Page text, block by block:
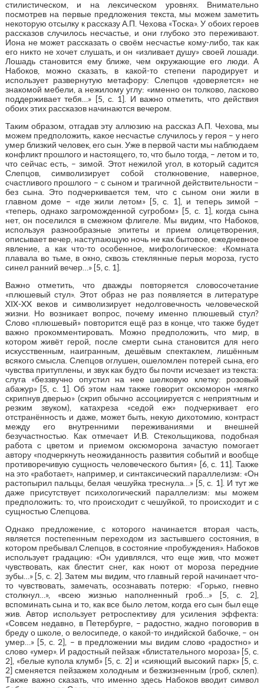
стилистическом, и на лексическом уровнях. Внимательно
посмотрев на первые предложения текста, мы можем заметить
некоторую отсылку к рассказу А.П. Чехова «Тоска». У обоих героев
рассказов случилось несчастье, и они глубоко это переживают.
Иона не может рассказать о своём несчастье кому-либо, так как
его никто не хочет слушать, и он «изливает душу» своей лошади.
Лошадь становится ему ближе, чем окружающие его люди. А
Набоков, можно сказать, в какой-то степени пародирует и
использует развернутую метафору: Слепцов «доверяется» не
знакомой мебели, а нежилому углу: «именно он толково, ласково
поддерживает тебя…» [5, с. 1]. И важно отметить, что действия
обоих этих рассказов начинаются вечером.
Таким образом, отгадав эту аллюзию на рассказ А.П. Чехова, мы
можем предположить, какое несчастье случилось у героя – у него
умер близкий человек, его сын. Уже в первой части мы наблюдаем
конфликт прошлого и настоящего, то, что было тогда, – летом и то,
что сейчас есть, – зимой. Этот нежилой угол, в который садится
Слепцов, символизирует собой столкновение, наверное,
счастливого прошлого – с сыном и трагичной действительности –
без сына. Это подчеркивается тем, что с сыном они жили в
главном доме – «где жили летом» [5, с. 1], и теперь зимой –
«теперь, однако загроможденной сугробом» [5, с. 1], когда сына
нет, он поселился в смежном флигеле. Мы видим, что Набоков,
используя разнообразные эпитеты и прием олицетворения,
описывает вечер, наступающую ночь не как бытовое, ежедневное
явление, а как что-то особенное, мифологическое: «Комната
плавала во тьме, в окно, сквозь стеклянные перья мороза, густо
синел ранний вечер…» [5, с. 1].
Важно отметить, что дважды повторяется словосочетание
«плюшевый стул». Этот образ не раз появляется в литературе
XIX-XX веков и символизирует недолговечность человеческой
жизни. Но возникает вопрос, почему именно плюшевый стул?
Слово «плюшевый» повторится ещё раз в конце, что также будет
важно прокомментировать. Можно предположить, что мир, в
котором живёт герой, после смерти сына становится для него
искусственным, наигранным, дешёвым спектаклем, лишённым
всякого смысла. Слепцов оглушен, ошеломлен потерей сына, его
чувства притуплены, и звук как будто бы почти исчезает из текста:
слуга «беззвучно опустил на нее шелковую клетку: розовый
абажур» [5, с. 1]. Об этом нам также говорит оксюморон «мягко
скрипнув дверью» (скрип обычно ассоциируется с неприятным и
резким звуком), катахреза «седой еж» подчеркивает его
отстранённость и даже, может быть, некую дихотомию, контраст
между его внутренними переживаниями и внешней
безучастностью. Как отмечает И.В. Стекольщикова, подобная
работа с цветом и приемом оксюморона зачастую помогает
автору «подчеркнуть неожиданность развития событий и вообще
противоречивую сущность человеческого бытия» [6, с. 11]. Также
на это «работает», например, и синтаксический параллелизм: «Он
растопырил пальцы, белая чешуйка треснула…» [5, с. 1]. И тут же
даже присутствует психологический параллелизм: мы можем
предположить: то, что происходит с чешуйкой, то происходит и с
сущностью Слепцова.
Однако предложение, с которого начинается вторая часть,
является постепенным переходом из застывшего состояния, в
котором пребывал Слепцов, в состояние «пробуждения». Набоков
использует градацию: «Он удивлялся, что еще жив, что может
чувствовать, как блестит снег, как ноют от мороза передние
зубы…» [5, с. 2]. Затем мы видим, что главный герой начинает что-
то чувствовать, замечать, осознавать потерю: «Горько, гневно
столкнул…», «всею жизнью наполненный гроб…» [5, с. 2],
вспоминать сына и то, как все было летом, когда его сын был еще
жив. Автор использует ретроспективу для усиления эффекта:
«Совсем недавно, в Петербурге, – радостно, жадно поговорив в
бреду о школе, о велосипеде, о какой-то индийской бабочке, – он
умер…» [5, с. 2], – в предложении мы видим слово «радостно» и
слово «умер». И радостный пейзаж «блистательного мороза» [5, с.
2], «белые купола клумб» [5, с. 2] и «сияющий высокий парк» [5, с.
2] сменяется пейзажем холодным и безжизненным (гроб, склеп).
Также важно сказать, что именно здесь Набоков вводит символ